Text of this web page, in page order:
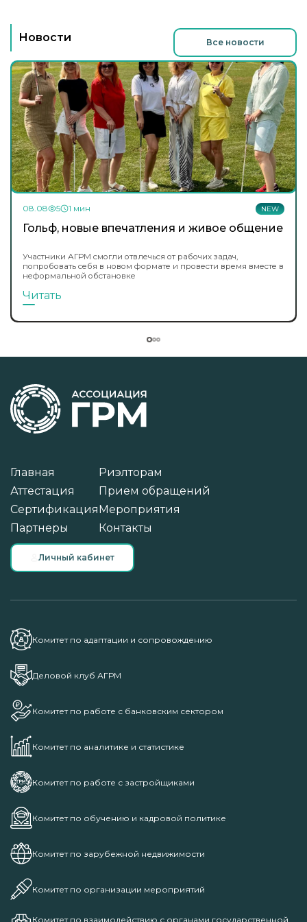
Новости Все новости
NEW
08.08 5 1 мин
Гольф, новые впечатления и живое общение
Участники АГРМ смогли отвлечься от рабочих задач,
попробовать себя в новом формате и провести время вместе в
неформальной обстановке
Читать
Главная
Аттестация
Сертификация
Партнеры
Риэлторам
Прием обращений
Мероприятия
Контакты
Личный кабинет
Комитет по адаптации и сопровождению
Деловой клуб АГРМ
Комитет по работе с банковским сектором
Комитет по аналитике и статистике
Комитет по работе с застройщиками
Комитет по обучению и кадровой политике
Комитет по зарубежной недвижимости
Комитет по организации мероприятий
Комитет по взаимодействию с органами государственной